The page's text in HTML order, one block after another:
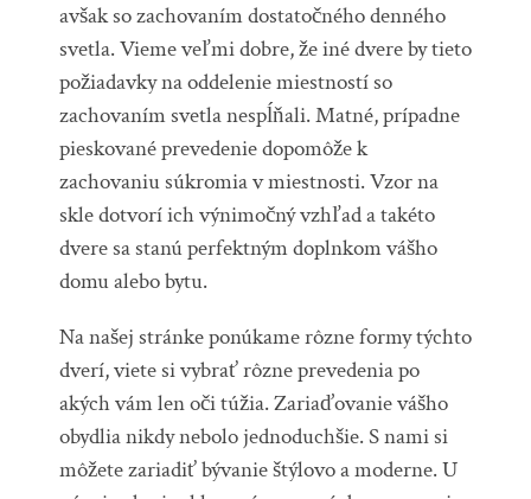
avšak so zachovaním dostatočného denného
svetla. Vieme veľmi dobre, že iné dvere by tieto
požiadavky na oddelenie miestností so
zachovaním svetla nespĺňali. Matné, prípadne
pieskované prevedenie dopomôže k
zachovaniu súkromia v miestnosti. Vzor na
skle dotvorí ich výnimočný vzhľad a takéto
dvere sa stanú perfektným doplnkom vášho
domu alebo bytu.
Na našej stránke ponúkame rôzne formy týchto
dverí, viete si vybrať rôzne prevedenia po
akých vám len oči túžia. Zariaďovanie vášho
obydlia nikdy nebolo jednoduchšie. S nami si
môžete zariadiť bývanie štýlovo a moderne. U